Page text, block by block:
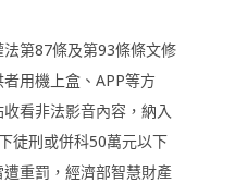
第87條及第93條條文修
用機上盒、APP等方
看非法影音內容，納入
徒刑或併科50萬元以下
重罰，經濟部智慧財產